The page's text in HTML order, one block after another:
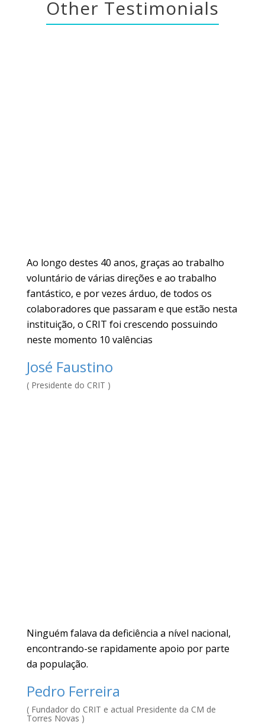
Other Testimonials
Ao longo destes 40 anos, graças ao trabalho
voluntário de várias direções e ao trabalho
fantástico, e por vezes árduo, de todos os
colaboradores que passaram e que estão nesta
instituição, o CRIT foi crescendo possuindo
neste momento 10 valências
José Faustino
( Presidente do CRIT )
Ninguém falava da deficiência a nível nacional,
encontrando-se rapidamente apoio por parte
da população.
Pedro Ferreira
( Fundador do CRIT e actual Presidente da CM de
Torres Novas )